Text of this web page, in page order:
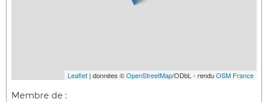
Leaflet | données ©OpenStreetMap/ODbL - renduOSM France
Membre de :